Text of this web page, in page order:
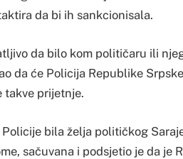
da bi ih sankcionisala.
da bilo kom političaru ili
da će Policija Republike
takve prijetnje.
bila želja političkog
sačuvana i podsjetio je da je